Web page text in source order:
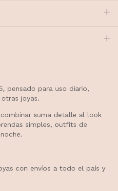
pensado para uso diario,
joyas.
suma detalle al look
simples, outfits de
con envíos a todo el país y